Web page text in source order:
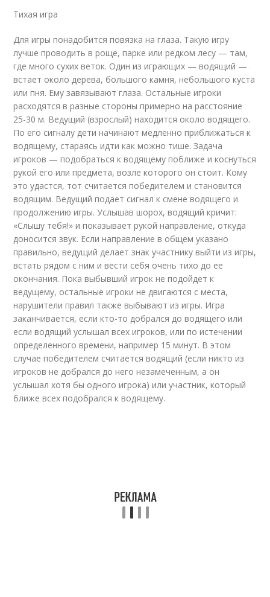
Тихая игра
Для игры понадобится повязка на глаза. Такую игру
лучше проводить в роще, парке или редком лесу — там,
где много сухих веток. Один из играющих — водящий —
встает около дерева, большого камня, небольшого куста
или пня. Ему завязывают глаза. Остальные игроки
расходятся в разные стороны примерно на расстояние
25-30 м. Ведущий (взрослый) находится около водящего.
По его сигналу дети начинают медленно приближаться к
водящему, стараясь идти как можно тише. Задача
игроков — подобраться к водящему поближе и коснуться
рукой его или предмета, возле которого он стоит. Кому
это удастся, тот считается победителем и становится
водящим. Ведущий подает сигнал к смене водящего и
продолжению игры. Услышав шорох, водящий кричит:
«Слышу тебя!» и показывает рукой направление, откуда
доносится звук. Если направление в общем указано
правильно, ведущий делает знак участнику выйти из игры,
встать рядом с ним и вести себя очень тихо до ее
окончания. Пока выбывший игрок не подойдет к
ведущему, остальные игроки не двигаются с места,
нарушители правил также выбывают из игры. Игра
заканчивается, если кто-то добрался до водящего или
если водящий услышал всех игроков, или по истечении
определенного времени, например 15 минут. В этом
случае победителем считается водящий (если никто из
игроков не добрался до него незамеченным, а он
услышал хотя бы одного игрока) или участник, который
ближе всех подобрался к водящему.